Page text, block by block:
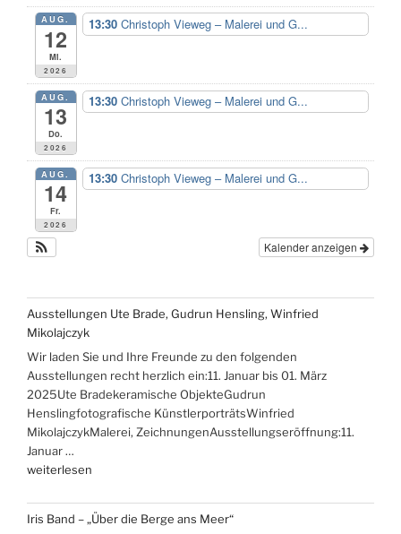
AUG.
12
Mi.
2026
13:30 Christoph Vieweg – Malerei und G...
AUG.
13
Do.
2026
13:30 Christoph Vieweg – Malerei und G...
AUG.
14
Fr.
2026
13:30 Christoph Vieweg – Malerei und G...
Kalender anzeigen
Ausstellungen Ute Brade, Gudrun Hensling, Winfried
Mikolajczyk
Wir laden Sie und Ihre Freunde zu den folgenden
Ausstellungen recht herzlich ein:11. Januar bis 01. März
2025Ute Bradekeramische ObjekteGudrun
Henslingfotografische KünstlerporträtsWinfried
MikolajczykMalerei, ZeichnungenAusstellungseröffnung:11.
Januar …
„Ausstellungen
Brade,
Gudrun
weiterlesen
Iris Band – „Über die Berge ans Meer“